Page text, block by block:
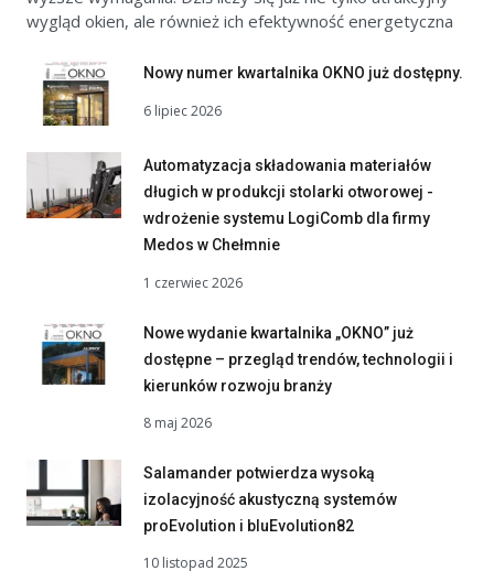
wygląd okien, ale również ich efektywność energetyczna
Nowy numer kwartalnika OKNO już dostępny.
6 lipiec 2026
Automatyzacja składowania materiałów
długich w produkcji stolarki otworowej -
wdrożenie systemu LogiComb dla firmy
Medos w Chełmnie
1 czerwiec 2026
Nowe wydanie kwartalnika „OKNO” już
dostępne – przegląd trendów, technologii i
kierunków rozwoju branży
8 maj 2026
Salamander potwierdza wysoką
izolacyjność akustyczną systemów
proEvolution i bluEvolution82
10 listopad 2025